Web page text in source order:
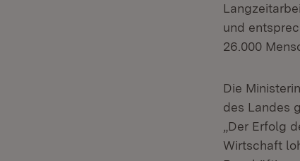
und
26.000
Die
des Landes
„Der Erfolg
Wirtschaft